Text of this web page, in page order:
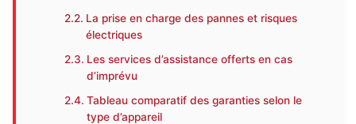
La prise en charge des pannes et risques
électriques
Les services d’assistance offerts en cas
d’imprévu
Tableau comparatif des garanties selon le
type d’appareil